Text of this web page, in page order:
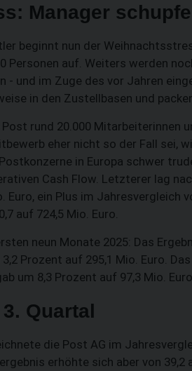
Manager
beginnt nun der
Personen auf. Weiters werden
- und im Zuge des vor Jahren
in den Zustellbasen und
rund 20.000 Mitarbeiterinnen
eher nicht so der Fall sei,
in Europa schwer
Cash Flow. Letzterer lag
Euro, ein Plus im Jahresvergleich
auf 724,5 Mio. Euro.
neun Monate 2025: Das
Prozent auf 295,1 Mio. Euro.
um 8,3 Prozent auf 97,3 Mio. Euro
Quartal
die Post AG im
erhöhte sich aber von 39,2